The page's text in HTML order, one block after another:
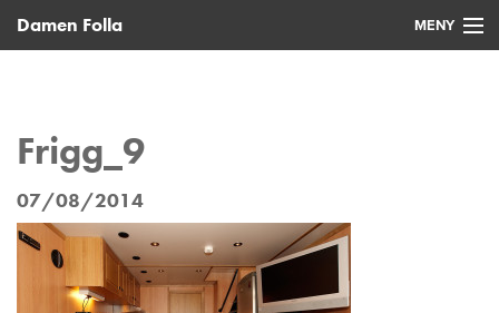
Damen Folla MENY
Brukte fartøy
Service
Nyheter
Frigg_9
07/08/2014